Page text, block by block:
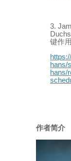
3.
键作用
hans/
hans/
作者简介